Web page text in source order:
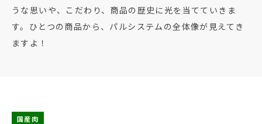
うな思いや、こだわり、商品の歴史に光を当てていきま
す。ひとつの商品から、パルシステムの全体像が見えてき
ますよ！
国産肉